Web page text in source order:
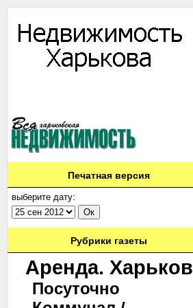
Печатная версия
выберите дату:
Рубрики газеты
Аренда. Харьков
Посуточно